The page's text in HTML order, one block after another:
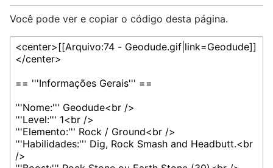
Você pode ver e copiar o código desta página.